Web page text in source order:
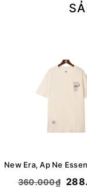
360.000₫